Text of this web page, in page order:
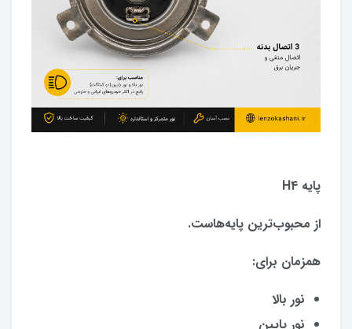
پایه H4
از محبوب‌ترین پایه‌هاست.
همزمان برای:
نور بالا
نور پایین